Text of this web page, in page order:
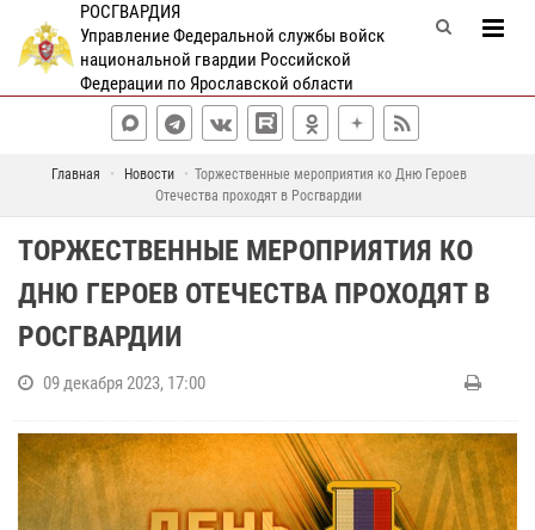
РОСГВАРДИЯ
Управление Федеральной службы войск
национальной гвардии Российской
Федерации по Ярославской области
Главная Новости
Торжественные мероприятия ко Дню Героев
Отечества проходят в Росгвардии
ТОРЖЕСТВЕННЫЕ МЕРОПРИЯТИЯ КО
ДНЮ ГЕРОЕВ ОТЕЧЕСТВА ПРОХОДЯТ В
РОСГВАРДИИ
09 декабря 2023, 17:00